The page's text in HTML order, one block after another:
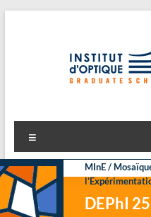
LEnsE
Laboratoire
MInE /
DEPhI